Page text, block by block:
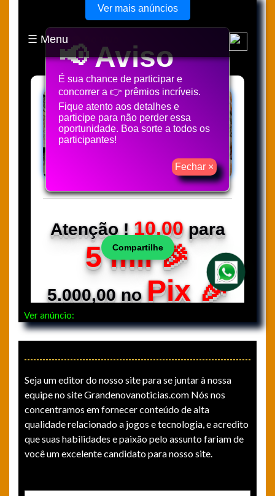
Ver anúncio:
Seja um editor do nosso site para se juntar à nossa
equipe no site Grandenovanoticias.com Nós nos
concentramos em fornecer conteúdo de alta
qualidade relacionado a jogos e tecnologia, e acredito
que suas habilidades e paixão pelo assunto fariam de
você um excelente candidato para nosso site.